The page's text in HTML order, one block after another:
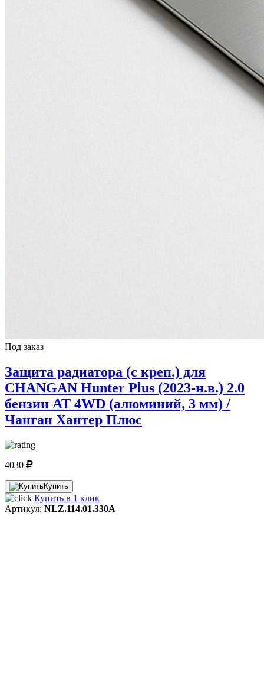
Под заказ
Защита радиатора (с креп.) для
CHANGAN Hunter Plus (2023-н.в.) 2.0
бензин AT 4WD (алюминий, 3 мм) /
Чанган Хантер Плюс
4030
Купить
Купить в 1 клик
Артикул: NLZ.114.01.330A